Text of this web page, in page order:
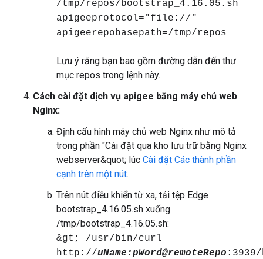
/tmp/repos/bootstrap_4.16.05.sh
apigeeprotocol="file://"
apigeerepobasepath=/tmp/repos
Lưu ý rằng bạn bao gồm đường dẫn đến thư
mục repos trong lệnh này.
Cách cài đặt dịch vụ apigee bằng máy chủ web
Nginx:
Định cấu hình máy chủ web Nginx như mô tả
trong phần "Cài đặt qua kho lưu trữ bằng Nginx
webserver&quot; lúc Cài đặt Các thành phần
cạnh trên một nút.
Trên nút điều khiển từ xa, tải tệp Edge
bootstrap_4.16.05.sh xuống
/tmp/bootstrap_4.16.05.sh:
&gt; /usr/bin/curl
http://uName:pWord@remoteRepo